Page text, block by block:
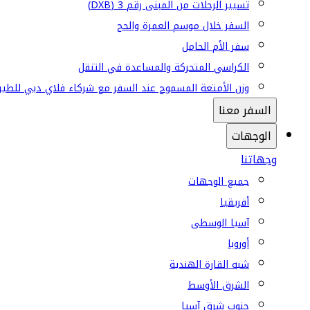
تسيير الرحلات من المبنى رقم 3 (DXB)
السفر خلال موسم العمرة والحج
سفر الأم الحامل
الكراسي المتحركة والمساعدة في التنقل
وزن الأمتعة المسموح عند السفر مع شركاء فلاي دبي
السفر معنا
الوجهات
وجهاتنا
جميع الوجهات
أفريقيا
آسيا الوسطى
أوروبا
شبه القارة الهندية
الشرق الأوسط
جنوب شرق آسيا